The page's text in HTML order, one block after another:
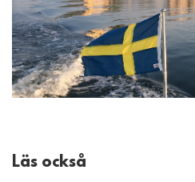
Läs också